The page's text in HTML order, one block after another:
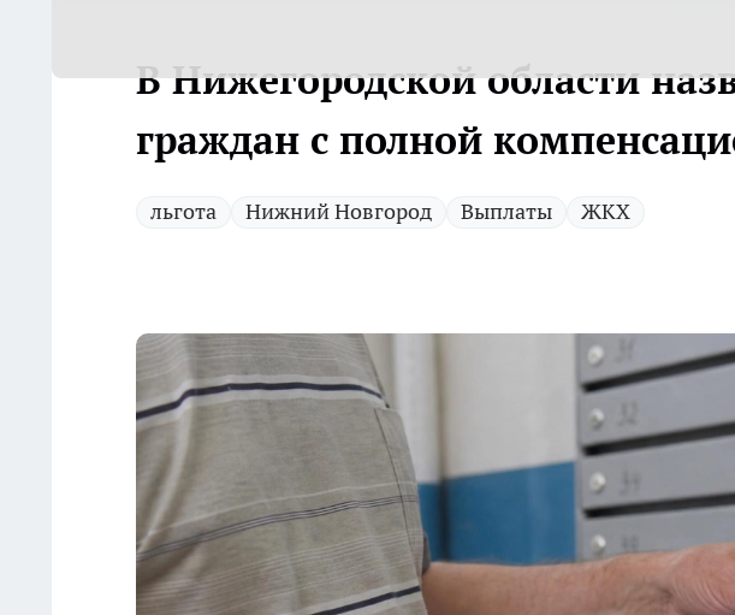
В Нижегородской области
граждан с полной
льгота Нижний Новгород Выплаты ЖКХ